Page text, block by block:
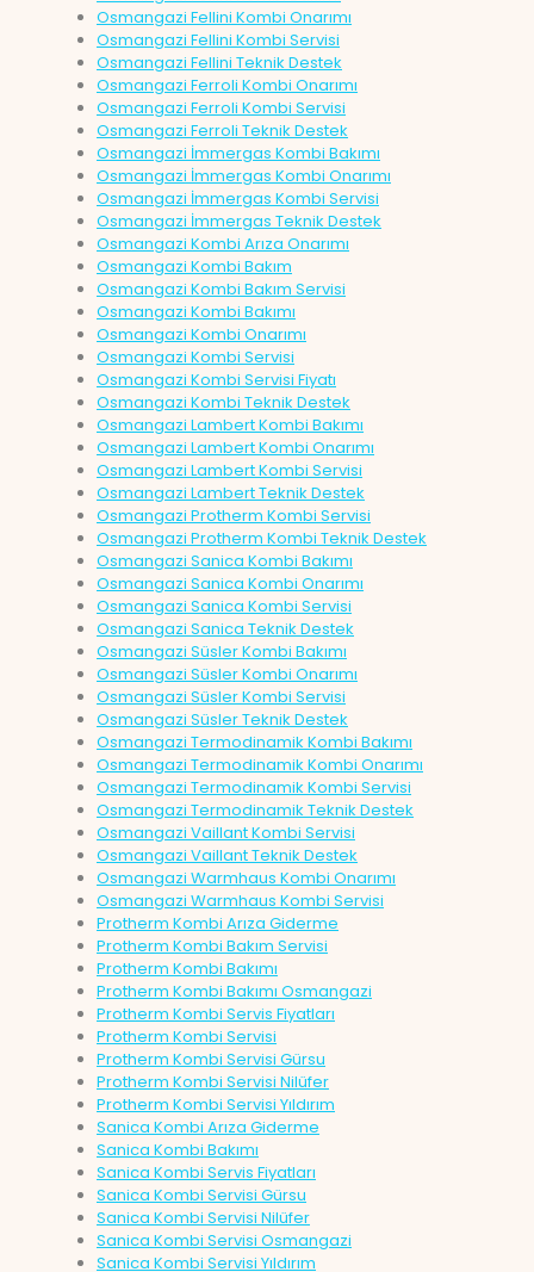
Osmangazi Fellini Kombi Onarımı
Osmangazi Fellini Kombi Servisi
Osmangazi Fellini Teknik Destek
Osmangazi Ferroli Kombi Onarımı
Osmangazi Ferroli Kombi Servisi
Osmangazi Ferroli Teknik Destek
Osmangazi İmmergas Kombi Bakımı
Osmangazi İmmergas Kombi Onarımı
Osmangazi İmmergas Kombi Servisi
Osmangazi İmmergas Teknik Destek
Osmangazi Kombi Arıza Onarımı
Osmangazi Kombi Bakım
Osmangazi Kombi Bakım Servisi
Osmangazi Kombi Bakımı
Osmangazi Kombi Onarımı
Osmangazi Kombi Servisi
Osmangazi Kombi Servisi Fiyatı
Osmangazi Kombi Teknik Destek
Osmangazi Lambert Kombi Bakımı
Osmangazi Lambert Kombi Onarımı
Osmangazi Lambert Kombi Servisi
Osmangazi Lambert Teknik Destek
Osmangazi Protherm Kombi Servisi
Osmangazi Protherm Kombi Teknik Destek
Osmangazi Sanica Kombi Bakımı
Osmangazi Sanica Kombi Onarımı
Osmangazi Sanica Kombi Servisi
Osmangazi Sanica Teknik Destek
Osmangazi Süsler Kombi Bakımı
Osmangazi Süsler Kombi Onarımı
Osmangazi Süsler Kombi Servisi
Osmangazi Süsler Teknik Destek
Osmangazi Termodinamik Kombi Bakımı
Osmangazi Termodinamik Kombi Onarımı
Osmangazi Termodinamik Kombi Servisi
Osmangazi Termodinamik Teknik Destek
Osmangazi Vaillant Kombi Servisi
Osmangazi Vaillant Teknik Destek
Osmangazi Warmhaus Kombi Onarımı
Osmangazi Warmhaus Kombi Servisi
Protherm Kombi Arıza Giderme
Protherm Kombi Bakım Servisi
Protherm Kombi Bakımı
Protherm Kombi Bakımı Osmangazi
Protherm Kombi Servis Fiyatları
Protherm Kombi Servisi
Protherm Kombi Servisi Gürsu
Protherm Kombi Servisi Nilüfer
Protherm Kombi Servisi Yıldırım
Sanica Kombi Arıza Giderme
Sanica Kombi Bakımı
Sanica Kombi Servis Fiyatları
Sanica Kombi Servisi Gürsu
Sanica Kombi Servisi Nilüfer
Sanica Kombi Servisi Osmangazi
Sanica Kombi Servisi Yıldırım